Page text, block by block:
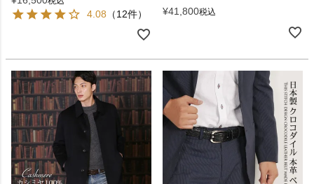
4.08 （12件）
¥41,800税込